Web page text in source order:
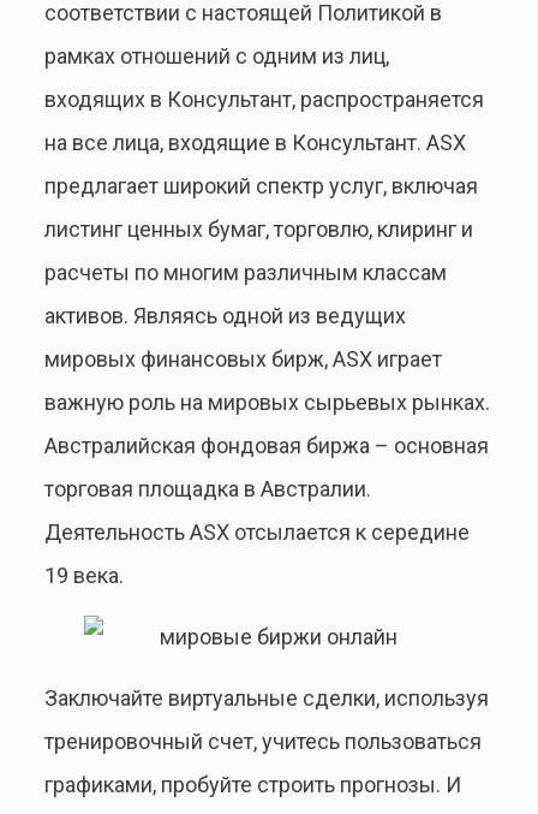
соответствии с настоящей Политикой в
рамках отношений с одним из лиц,
входящих в Консультант, распространяется
на все лица, входящие в Консультант. ASX
предлагает широкий спектр услуг, включая
листинг ценных бумаг, торговлю, клиринг и
расчеты по многим различным классам
активов. Являясь одной из ведущих
мировых финансовых бирж, ASX играет
важную роль на мировых сырьевых рынках.
Австралийская фондовая биржа – основная
торговая площадка в Австралии.
Деятельность ASX отсылается к середине
19 века.
Заключайте виртуальные сделки, используя
тренировочный счет, учитесь пользоваться
графиками, пробуйте строить прогнозы. И